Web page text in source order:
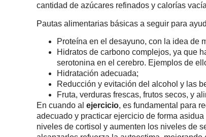
cantidad de azúcares refinados y calorías
Pautas alimentarias básicas a seguir para
Proteína en el desayuno, con la idea de
Hidratos de carbono complejos, ya que
serotonina en el cerebro. Ejemplos de
Hidratación adecuada;
Reducción y evitación del alcohol y las
Fruta, verduras frescas, frutos secos, y
En cuando al ejercicio, es fundamental para
adecuado y practicar ejercicio de forma
niveles de cortisol y aumenten los niveles de